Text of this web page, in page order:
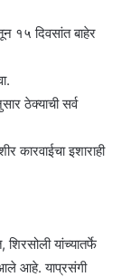
१५ दिवसांत बाहेर
ठेक्याची सर्व
कारवाईचा इशाराही
शिरसोली यांच्यातर्फे
आले आहे. याप्रसंगी